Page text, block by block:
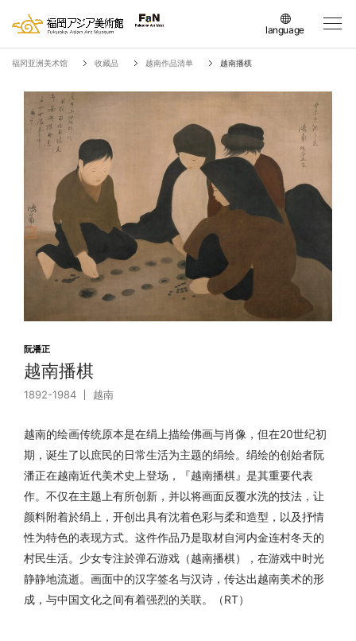
language
日本語
福冈亚洲美术馆 收藏品 越南作品清单 越南播棋
阮潘正
越南播棋
1892-1984 越南
越南的绘画传统原本是在绢上描绘佛画与肖像，但在20世纪初
期，诞生了以庶民的日常生活为主题的绢绘。绢绘的创始者阮
潘正在越南近代美术史上登场，『越南播棋』是其重要代表
作。不仅在主题上有所创新，并以将画面反覆水洗的技法，让
颜料附着於绢上，开创出具有沈着色彩与柔和造型，以及抒情
性为特色的表现方式。这件作品乃是取材自河内金连村冬天的
村民生活。少女专注於弹石游戏（越南播棋），在游戏中时光
静静地流逝。画面中的汉字签名与汉诗，传达出越南美术的形
成，与中国文化之间有着强烈的关联。（RT）